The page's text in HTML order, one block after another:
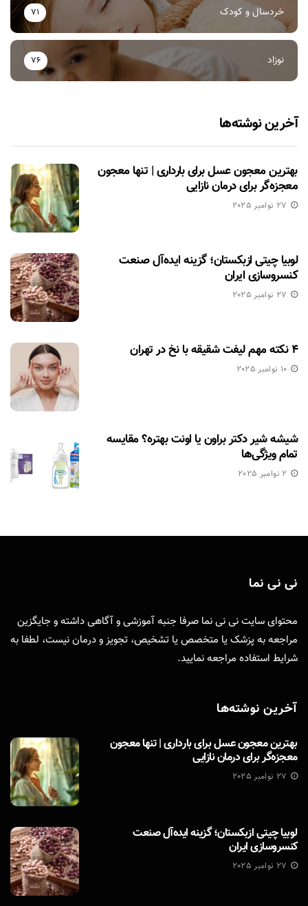
خردسال و کودک 71
نوزاد 76
آخرین نوشته‌ها
بهترین معجون عسل برای بارداری | تنها معجون
معجزه‌گر برای درمان نازایی
27 نوامبر 2025
لوبیا چیتی ازبکستان؛ گزینه ایده‌آل صنعت
کنسروسازی ایران
27 نوامبر 2025
۴ نکته مهم لیفت شقیقه با نخ در تهران
10 نوامبر 2025
شیشه شیر دکتر براون یا اونت بهتره؟ مقایسه
تمام ویژگی‌ها
2 نوامبر 2025
نی نی نما
محتوای سایت نی نی نما صرفا جنبه آموزشی و آگاهی داشته و جایگزین
مراجعه به پزشک یا متخصص یا تشخیص، تجویز و درمان نیست، لطفا به
شرایط استفاده مراجعه نمایید.
آخرین نوشته‌ها
بهترین معجون عسل برای بارداری | تنها معجون
معجزه‌گر برای درمان نازایی
27 نوامبر 2025
لوبیا چیتی ازبکستان؛ گزینه ایده‌آل صنعت
کنسروسازی ایران
27 نوامبر 2025